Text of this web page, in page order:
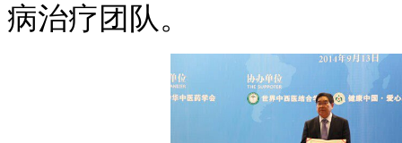
病治疗团队。